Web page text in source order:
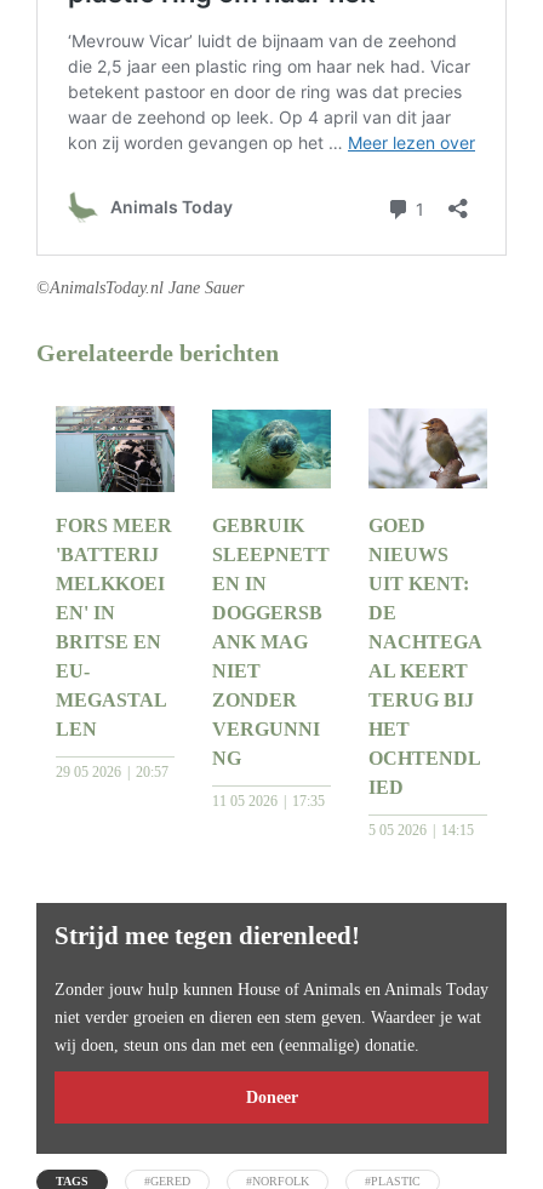
©AnimalsToday.nl Jane Sauer
Gerelateerde berichten
FORS MEER
'BATTERIJ
MELKKOEI
EN' IN
BRITSE EN
EU-
MEGASTAL
LEN
29 05 2026 20:57
GEBRUIK
SLEEPNETT
EN IN
DOGGERSB
ANK MAG
NIET
ZONDER
VERGUNNI
NG
11 05 2026 17:35
GOED
NIEUWS
UIT KENT:
DE
NACHTEGA
AL KEERT
TERUG BIJ
HET
OCHTENDL
IED
5 05 2026 14:15
Strijd mee tegen dierenleed!
Zonder jouw hulp kunnen House of Animals en Animals Today
niet verder groeien en dieren een stem geven. Waardeer je wat
wij doen, steun ons dan met een (eenmalige) donatie.
Doneer
TAGS #GERED #NORFOLK #PLASTIC